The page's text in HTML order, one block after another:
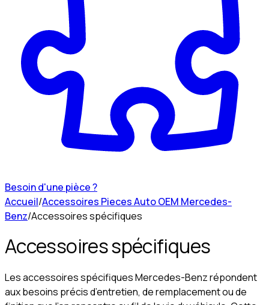
Besoin d'une pièce ?
Accueil/Accessoires Pieces Auto OEM Mercedes-
Benz/Accessoires spécifiques
Accessoires spécifiques
Les accessoires spécifiques Mercedes-Benz répondent
aux besoins précis d’entretien, de remplacement ou de